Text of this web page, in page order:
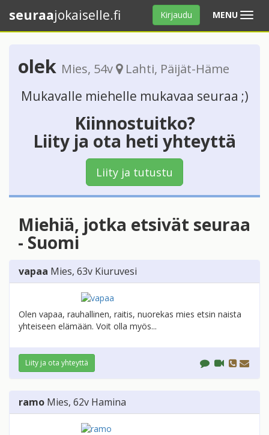
MENU Avaa
valikko
seuraajokaiselle.fi Kirjaudu
olek Mies, 54v Lahti, Päijät-Häme
Mukavalle miehelle mukavaa seuraa ;)
Kiinnostuitko?
Liity ja ota heti yhteyttä
Liity ja tutustu
Miehiä, jotka etsivät seuraa
- Suomi
vapaa Mies, 63v Kiuruvesi
Olen vapaa, rauhallinen, raitis, nuorekas mies etsin naista
yhteiseen elämään. Voit olla myös...
Liity ja ota yhteyttä
ramo Mies, 62v Hamina